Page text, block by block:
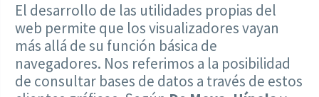
El desarrollo de las utilidades propias del
web permite que los visualizadores vayan
más allá de su función básica de
navegadores. Nos referimos a la posibilidad
de consultar bases de datos a través de estos